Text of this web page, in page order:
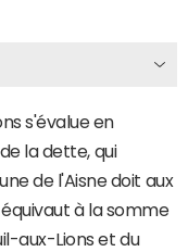
s'évalue en
la dette, qui
de l'Aisne doit aux
à la somme
aux-Lions et du